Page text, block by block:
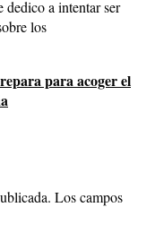
a intentar ser
los
para acoger el
Los campos